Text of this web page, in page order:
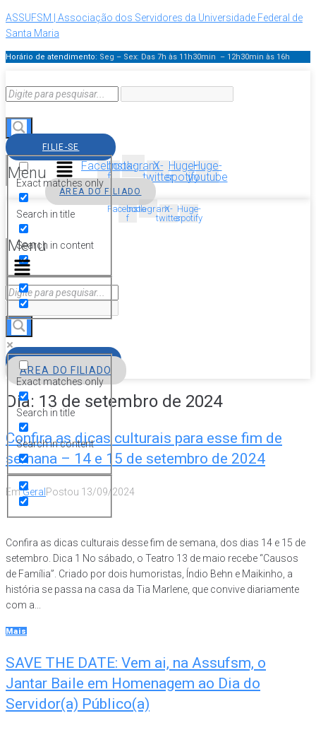
ASSUFSM | Associação dos Servidores da Universidade Federal de
Santa Maria
Horário de atendimento: Seg – Sex: Das 7h às 11h30min – 12h30min às 16h
Exact matches only
Search in title
Search in content
Menu
FILIE-SE
Facebook-
f
InstagramX-
twitter
Huge-
spotify
Huge-
youtube
ÁREA DO FILIADO
Facebook-
f
InstagramX-
twitter
Huge-
spotify
Menu
Exact matches only
Search in title
Search in content
ÁREA DO FILIADO
Dia: 13 de setembro de 2024
Confira as dicas culturais para esse fim de
semana – 14 e 15 de setembro de 2024
EmGeral Postou 13/09/2024
Confira as dicas culturais desse fim de semana, dos dias 14 e 15 de
setembro. Dica 1 No sábado, o Teatro 13 de maio recebe “Causos
de Família”. Criado por dois humoristas, Índio Behn e Maikinho, a
história se passa na casa da Tia Marlene, que convive diariamente
com a...
Mais
SAVE THE DATE: Vem ai, na Assufsm, o
Jantar Baile em Homenagem ao Dia do
Servidor(a) Público(a)